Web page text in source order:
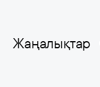
Жаңалықтар